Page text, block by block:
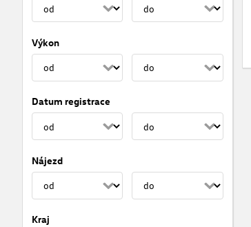
Výkon
Datum registrace
Nájezd
Kraj